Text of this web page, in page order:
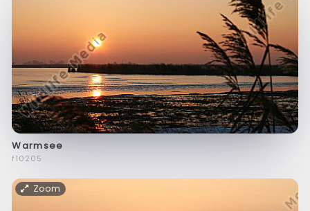
Warmsee
f10205
Zoom